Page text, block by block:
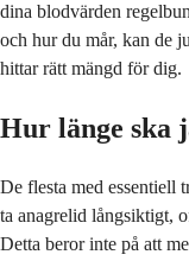
dina blodvärden
och hur du mår, kan de
hittar rätt mängd för dig.
Hur länge ska
De flesta med essentiell
ta anagrelid långsiktigt,
Detta beror inte på att